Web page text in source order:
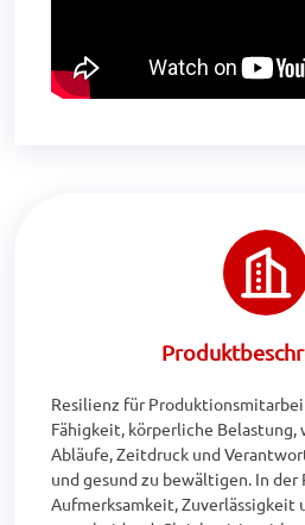
Resilienz für
Fähigkeit, körperliche Belastung,
Abläufe, Zeitdruck und
und gesund zu bewältigen. In
Aufmerksamkeit, Zuverlässigkeit